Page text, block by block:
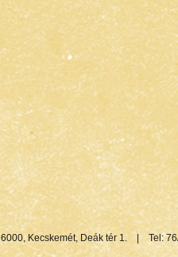
6000, Kecskemét, Deák tér 1. Tel: